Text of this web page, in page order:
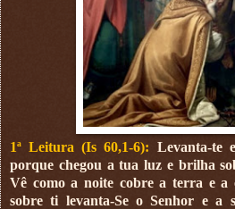
1ª Leitura (Is 60,1-6): Levanta-te
porque chegou a tua luz e brilha
Vê como a noite cobre a terra e a
sobre ti levanta-Se o Senhor e a